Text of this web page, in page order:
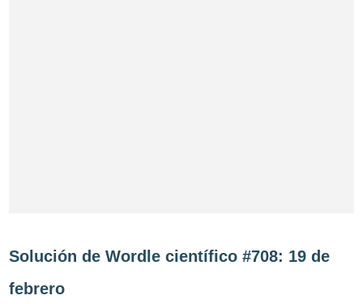
Solución de Wordle científico #708: 19 de
febrero